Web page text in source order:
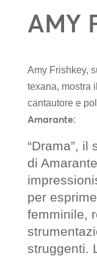
AMY
Amy Frishkey,
texana, mostra
cantautore e
Amarante:
“Drama”, il
di
per
femminile,
struggenti.